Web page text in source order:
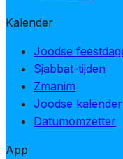
Kalender
Joodse
Sjabbat-tijden
Zmanim
Joodse kalender
Datumomzetter
App